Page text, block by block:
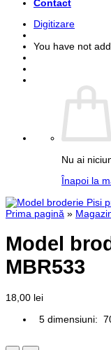
Contact
Digitizare
You have not
Nu ai
Înapoi la
Prima pagină »
Model
MBR533
18,00 lei
5 dimensiuni: